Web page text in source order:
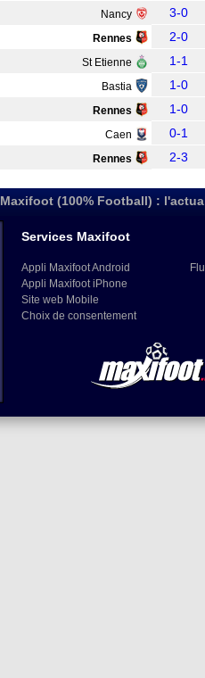
Nancy 3-0
Rennes 2-0
St Etienne 1-1
Bastia 1-0
Rennes 1-0
Caen 0-1
Rennes 2-3
Maxifoot (100% Football) :
Services Maxifoot
Appli Maxifoot Android
Appli Maxifoot iPhone
Site web Mobile
Choix de consentement